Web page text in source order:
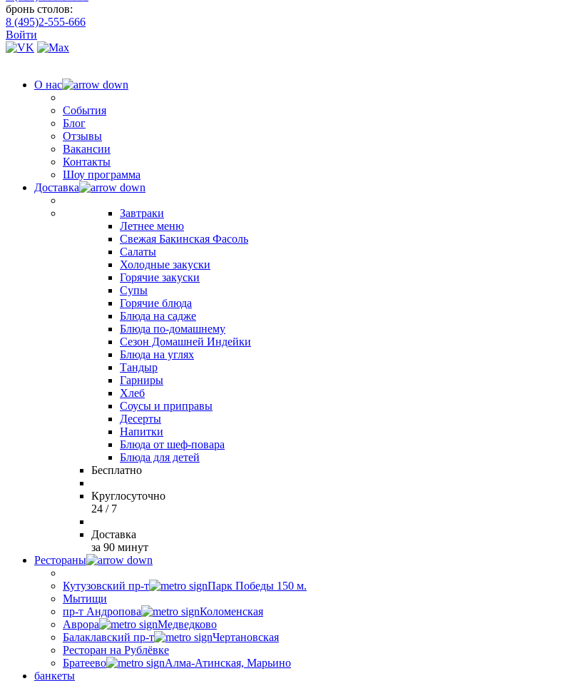
бронь столов:
8 (495)2-555-666
Войти
О нас
События
Блог
Отзывы
Вакансии
Контакты
Шоу программа
Доставка
Завтраки
Летнее меню
Свежая Бакинская Фасоль
Салаты
Холодные закуски
Горячие закуски
Супы
Горячие блюда
Блюда на садже
Блюда по-домашнему
Сезон Домашней Индейки
Блюда на углях
Тандыр
Гарниры
Хлеб
Соусы и приправы
Десерты
Напитки
Блюда от шеф-повара
Блюда для детей
Бесплатно
Круглосуточно
24 / 7
Доставка
за 90 минут
Рестораны
Кутузовский пр-т
Парк Победы 150 м.
Мытищи
пр-т Андропова
Коломенская
Аврора
Медведково
Балаклавский пр-т
Чертановская
Ресторан на Рублёвке
Братеево
Алма-Атинская, Марьино
банкеты